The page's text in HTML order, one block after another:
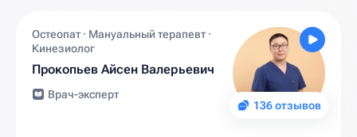
136 отзывов
Остеопат · Мануальный терапевт ·
Кинезиолог
Прокопьев Айсен Валерьевич
Врач-эксперт